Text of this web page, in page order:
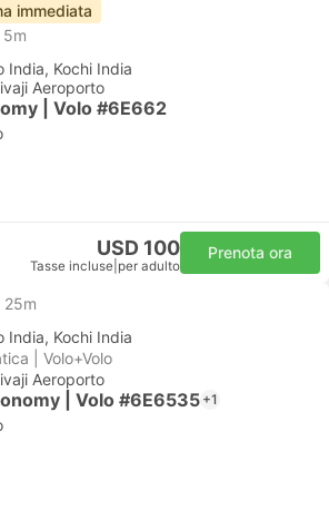
immediata
5m
India, Kochi India
Aeroporto
| Volo #6E662
USD 100
Tasse incluse per adulto
Prenota ora
25m
India, Kochi India
| Volo+Volo
Aeroporto
| Volo #6E6535+1